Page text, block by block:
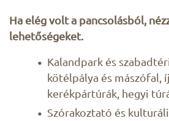
Ha elég volt a pancsolásból,
lehetőségeket.
Kalandpark és
kötélpálya és mászófal,
kerékpártúrák, hegyi
Szórakoztató és